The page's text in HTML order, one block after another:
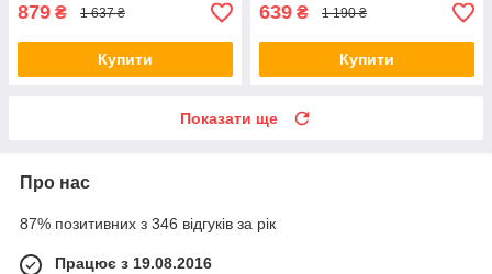
879 ₴ 1 637 ₴
Купити
639 ₴ 1 190 ₴
Купити
Показати ще
Про нас
87% позитивних з 346 відгуків за рік
Працює з 19.08.2016